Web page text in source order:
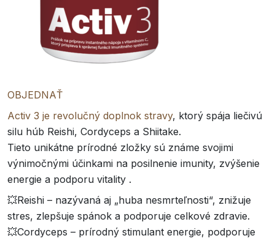
OBJEDNAŤ
Activ 3 je revolučný doplnok stravy, ktorý spája liečivú
silu húb Reishi, Cordyceps a Shiitake.
Tieto unikátne prírodné zložky sú známe svojimi
výnimočnými účinkami na posilnenie imunity, zvýšenie
energie a podporu vitality .
💥Reishi – nazývaná aj „huba nesmrteľnosti“, znižuje
stres, zlepšuje spánok a podporuje celkové zdravie.
💥Cordyceps – prírodný stimulant energie, podporuje